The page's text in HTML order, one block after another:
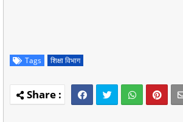
Tags शिक्षा विभाग